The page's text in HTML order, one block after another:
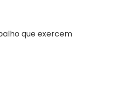
que exercem